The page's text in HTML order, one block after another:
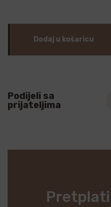
Dodaj u košaricu
Podijeli sa
prijateljima